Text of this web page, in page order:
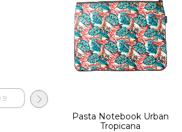
Pasta Notebook Urban
Tropicana